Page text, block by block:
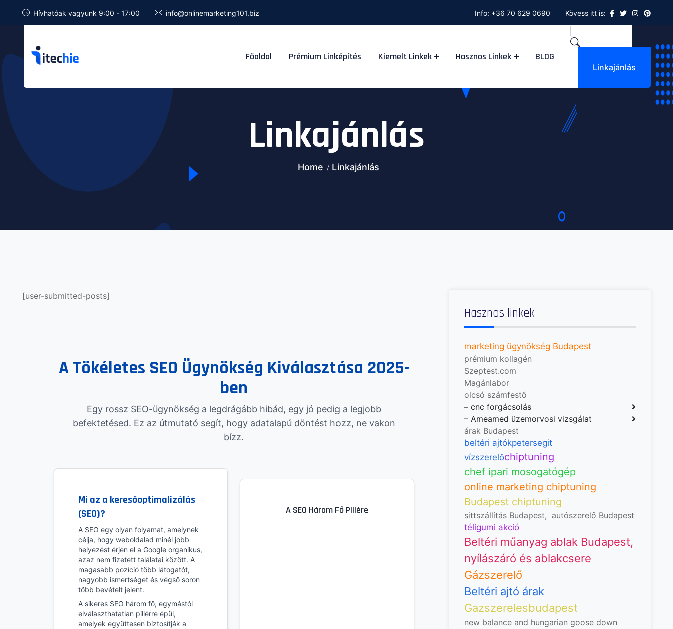
Hívhatóak vagyunk 9:00 - 17:00 info@onlinemarketing101.biz Info: +36 70 629 0690 Kövess itt is:
Főoldal Prémium Linképítés Kiemelt Linkek Hasznos Linkek BLOG
Linkajánlás
Linkajánlás
Home Linkajánlás
[user-submitted-posts]
A Tökéletes SEO Ügynökség Kiválasztása 2025-
ben
Egy rossz SEO-ügynökség a legdrágább hibád, egy jó pedig a legjobb
befektetésed. Ez az útmutató segít, hogy adatalapú döntést hozz, ne vakon
bízz.
Mi az a keresőoptimalizálás
(SEO)?
A SEO egy olyan folyamat, amelynek
célja, hogy weboldalad minél jobb
helyezést érjen el a Google organikus,
azaz nem fizetett találatai között. A
magasabb pozíció több látogatót,
nagyobb ismertséget és végső soron
több bevételt jelent.
A sikeres SEO három fő, egymástól
elválaszthatatlan pillérre épül,
amelyek együttesen biztosítják a
A SEO Három Fő Pillére
Hasznos linkek
marketing ügynökség Budapest
prémium kollagén
Szeptest.com
Magánlabor
olcsó számfestő
–cnc forgácsolás
–Ameamed üzemorvosi vizsgálat
árak Budapest
beltéri ajtókpetersegit
vízszerelőchiptuning
chef ipari mosogatógép
online marketing chiptuning
Budapest chiptuning
sittszállítás Budapest, autószerelő Budapest
téligumi akció
Beltéri műanyag ablak Budapest,
nyílászáró és ablakcsere
Gázszerelő
Beltéri ajtó árak
Gazszerelesbudapest
new balance and hungarian goose down